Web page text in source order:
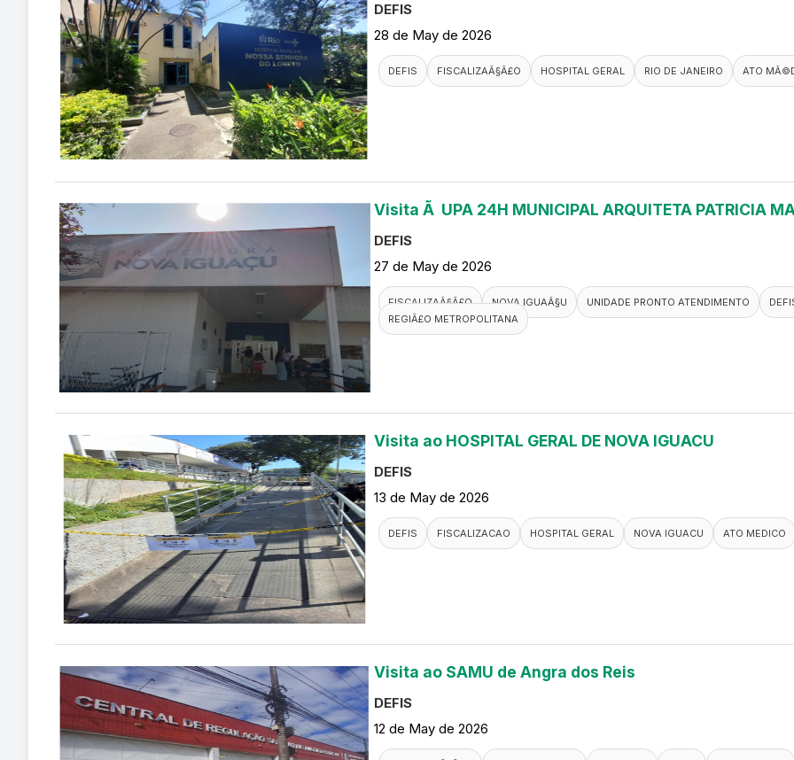
DEFIS
28 de May de 2026
DEFIS FISCALIZAÃ§Ã£O HOSPITAL GERAL RIO DE JANEIRO ATO
Visita Ã UPA 24H MUNICIPAL ARQUITETA PATRICIA
DEFIS
27 de May de 2026
FISCALIZAÃ§Ã£O NOVA IGUAÃ§U UNIDADE PRONTO ATENDIMENTO
REGIÃ£O METROPOLITANA
Visita ao HOSPITAL GERAL DE NOVA IGUACU
DEFIS
13 de May de 2026
DEFIS FISCALIZACAO HOSPITAL GERAL NOVA IGUACU ATO MEDICO
Visita ao SAMU de Angra dos Reis
DEFIS
12 de May de 2026